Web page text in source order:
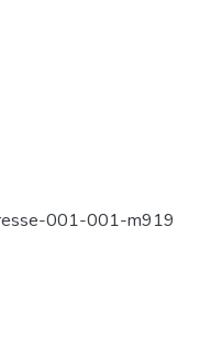
001-001-m919